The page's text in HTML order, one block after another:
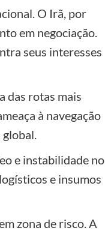
O Irã, por
em negociação.
seus interesses
das rotas mais
à navegação
e instabilidade no
e insumos
zona de risco. A